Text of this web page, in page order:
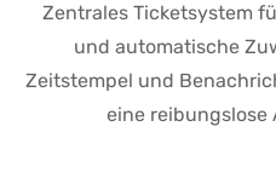
Zentrales Ticketsystem
und automatische
Zeitstempel und
eine reibungslose